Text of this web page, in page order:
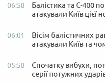
06:58
Балістика та С-400
атакували Київ цієї
06:01
Вісім балістичних
атакували Київ та
05:58
Спочатку вибухи,
серії потужних